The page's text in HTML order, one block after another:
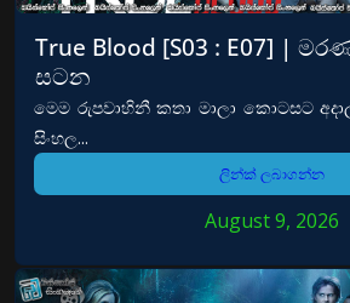
True Blood [S03 : E07] |
සටන
මෙම රුපවාහිනී කතා මාලා කොටසට
සිංහල...
ලින්ක් ලබාගන්න
August 9, 2026